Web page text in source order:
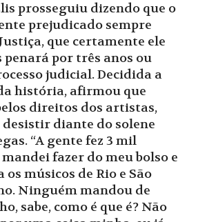
prosseguiu dizendo que o
prejudicado sempre
que certamente ele
por três anos ou
judicial. Decidida a
história, afirmou que
direitos dos artistas,
desistir diante do solene
“A gente fez 3 mil
fazer do meu bolso e
músicos de Rio e São
Ninguém mandou de
sabe, como é que é? Não